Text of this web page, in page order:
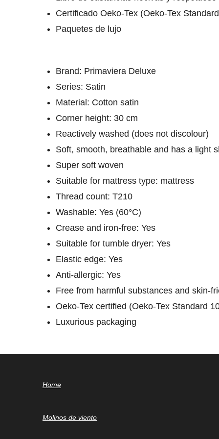
Certificado Oeko-Tex (Oeko-Tex
Paquetes de lujo
Brand: Primaviera Deluxe
Series: Satin
Material: Cotton satin
Corner height: 30 cm
Reactively washed (does not discolour)
Soft, smooth, breathable and has a light
Super soft woven
Suitable for mattress type: mattress
Thread count: T210
Washable: Yes (60°C)
Crease and iron-free: Yes
Suitable for tumble dryer: Yes
Elastic edge: Yes
Anti-allergic: Yes
Free from harmful substances and skin-
Oeko-Tex certified (Oeko-Tex Standard
Luxurious packaging
Home
Molinos de viento